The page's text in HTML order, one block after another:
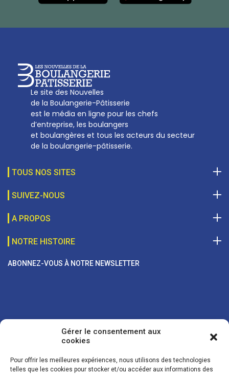
Gérer le consentement aux
cookies
Pour offrir les meilleures expériences, nous utilisons des technologies
telles que les cookies pour stocker et/ou accéder aux informations des
Le site des Nouvelles
de la Boulangerie-Pâtisserie
est le média en ligne pour les chefs
d’entreprise, les boulangers
et boulangères et tous les acteurs du secteur
de la boulangerie-pâtisserie.
TOUS NOS SITES
SUIVEZ-NOUS
A PROPOS
01 53 70 16 25
NOTRE HISTOIRE
ABONNEZ-VOUS À NOTRE NEWSLETTER